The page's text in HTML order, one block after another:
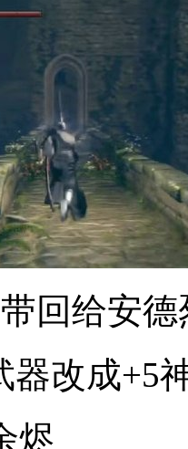
回给安
器改成+5
烬